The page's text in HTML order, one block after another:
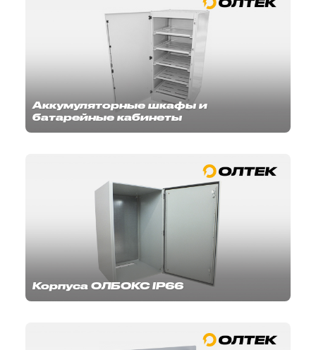
Аккумуляторные шкафы и
батарейные кабинеты
Корпуса ОЛБОКС IP66